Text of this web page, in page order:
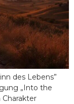
des Lebens”
„Into the
Charakter